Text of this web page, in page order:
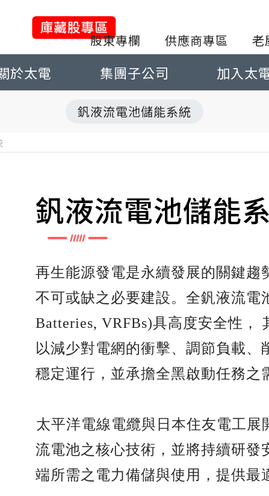
股東專欄 供應商專區 老
於太電 集團子公司 加入太
釩液流電池儲能系統
釩液流電池儲能
再生能源發電是永續發展的關鍵
不可或缺之必要建設。全釩液流電
Batteries, VRFBs)具高度安全性，
以減少對電網的衝擊、調節負載
穩定運行，並承擔全黑啟動任務之
太平洋電線電纜與日本住友電工
流電池之核心技術，並將持續研
端所需之電力備儲與使用，提供